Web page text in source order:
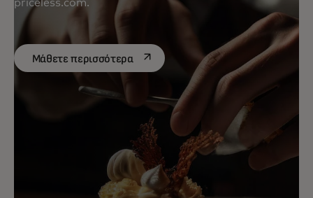
priceless.com.
Μάθετε περισσότεραopens in a new tab